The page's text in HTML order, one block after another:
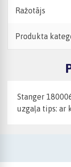
Ražotājs
Produkta
Stanger
uzgaļa tips: ar